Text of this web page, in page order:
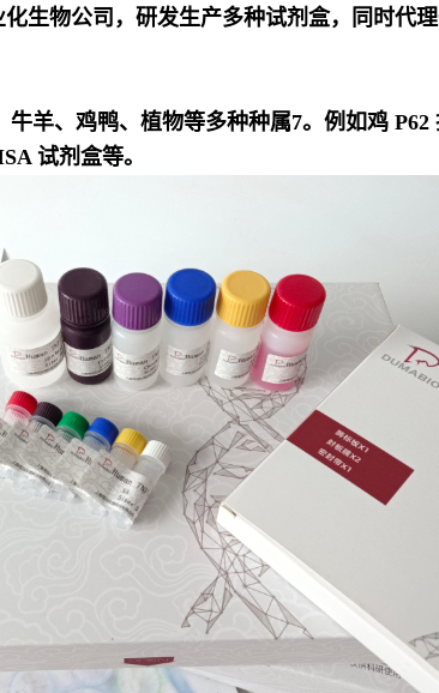
生物公司，研发生产多种试剂盒，同时代理
羊、鸡鸭、植物等多种种属7。例如鸡 P62
试剂盒等。